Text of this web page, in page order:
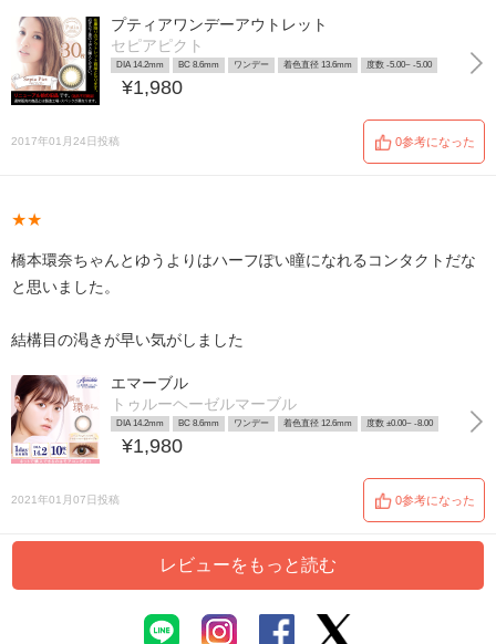
プティアワンデーアウトレット
セピアピクト
DIA 14.2mm BC 8.6mm ワンデー 着色直径 13.6mm 度数 -5.00~ -5.00
¥1,980
2017年01月24日投稿 0参考になった
★★
橋本環奈ちゃんとゆうよりはハーフぽい瞳になれるコンタクトだな
と思いました。
結構目の渇きが早い気がしました
エマーブル
トゥルーヘーゼルマーブル
DIA 14.2mm BC 8.6mm ワンデー 着色直径 12.6mm 度数 ±0.00~ -8.00
¥1,980
2021年01月07日投稿 0参考になった
レビューをもっと読む